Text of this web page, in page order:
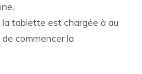
tablette est chargée à au
commencer la